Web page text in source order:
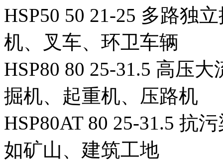
HSP50 50 21-25 多路独
机、叉车、环卫车辆
HSP80 80 25-31.5 高压大
掘机、起重机、压路机
HSP80AT 80 25-31.5 抗污
如矿山、建筑工地